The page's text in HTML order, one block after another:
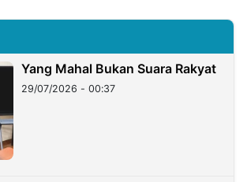
Yang Mahal Bukan Suara Rakyat
29/07/2026 - 00:37